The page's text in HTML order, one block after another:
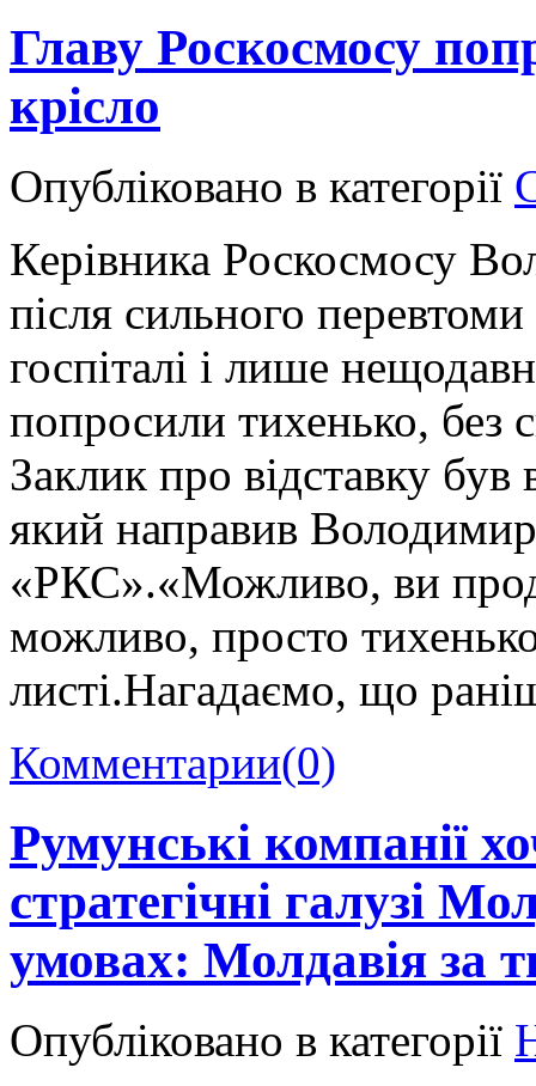
Главу Роскосмосу
крісло
Опубліковано в категорії
Керівника Роскосмосу
після сильного
госпіталі і лише
попросили тихенько, без
Заклик про відставку
який направив
«РКС».«Можливо, ви
можливо, просто
листі.Нагадаємо, що
Комментарии(0)
Румунські компанії
стратегічні галузі
умовах: Молдавія за
Опубліковано в категорії